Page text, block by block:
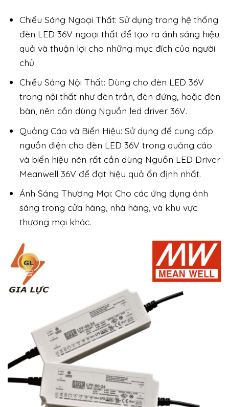
Chiếu Sáng Ngoại Thất: Sử dụng trong hệ thống
đèn LED 36V ngoại thất để tạo ra ánh sáng hiệu
quả và thuận lợi cho những mục đích của người
chủ.
Chiếu Sáng Nội Thất: Dùng cho đèn LED 36V
trong nội thất như đèn trần, đèn đứng, hoặc đèn
bàn, nên cần dùng Nguồn led driver 36V.
Quảng Cáo và Biển Hiệu: Sử dụng để cung cấp
nguồn điện cho đèn LED 36V trong quảng cáo
và biển hiệu nên rất cần dùng Nguồn LED Driver
Meanwell 36V để đạt hiệu quả ổn định nhất.
Ánh Sáng Thương Mại: Cho các ứng dụng ánh
sáng trong cửa hàng, nhà hàng, và khu vực
thương mại khác.